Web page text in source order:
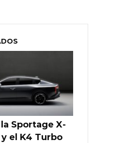
Sportage X-
y el K4 Turbo